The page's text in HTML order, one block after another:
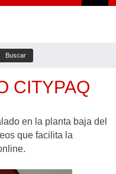
CITYPAQ
en la planta baja del
que facilita la